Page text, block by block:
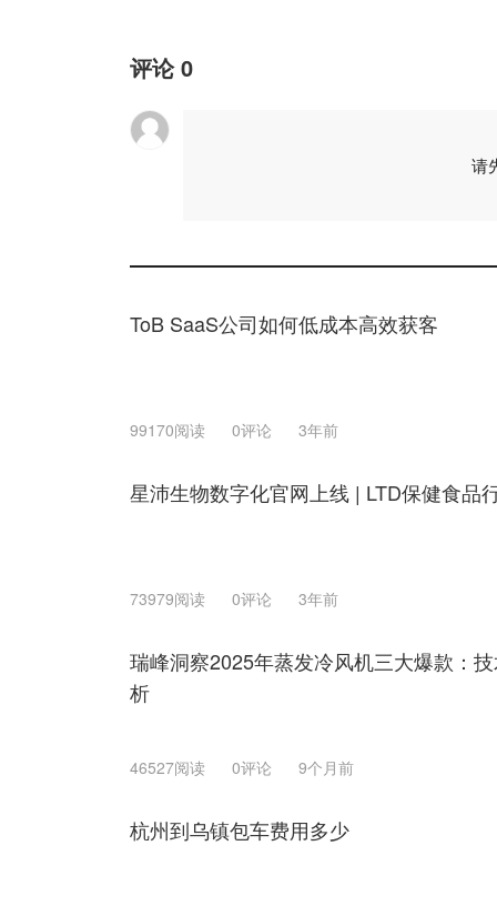
评论0
请
ToB SaaS公司如何低成本高效获客
99170阅读 0评论 3年前
星沛生物数字化官网上线 | LTD保健食品
73979阅读 0评论 3年前
瑞峰洞察2025年蒸发冷风机三大爆款：
析
46527阅读 0评论 9个月前
杭州到乌镇包车费用多少